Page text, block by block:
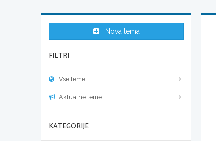
Nova tema
FILTRI
Vse teme
Aktualne teme
KATEGORIJE